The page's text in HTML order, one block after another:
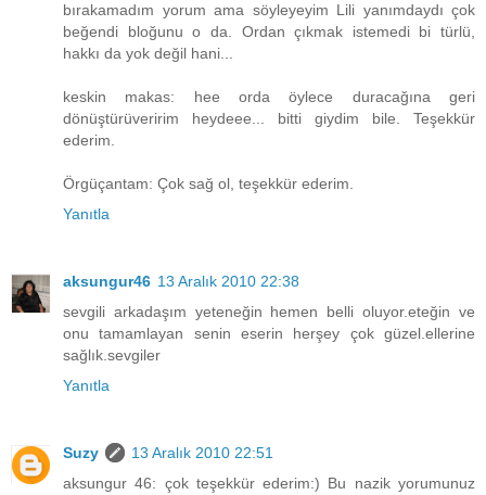
bırakamadım yorum ama söyleyeyim Lili yanımdaydı çok
beğendi bloğunu o da. Ordan çıkmak istemedi bi türlü,
hakkı da yok değil hani...
keskin makas: hee orda öylece duracağına geri
dönüştürüveririm heydeee... bitti giydim bile. Teşekkür
ederim.
Örgüçantam: Çok sağ ol, teşekkür ederim.
Yanıtla
aksungur46 13 Aralık 2010 22:38
sevgili arkadaşım yeteneğin hemen belli oluyor.eteğin ve
onu tamamlayan senin eserin herşey çok güzel.ellerine
sağlık.sevgiler
Yanıtla
Suzy
13 Aralık 2010 22:51
aksungur 46: çok teşekkür ederim:) Bu nazik yorumunuz